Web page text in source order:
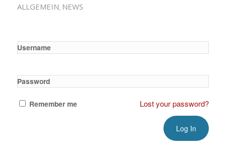
ALLGEMEIN, NEWS
Username
Password
Remember me Lost your password?